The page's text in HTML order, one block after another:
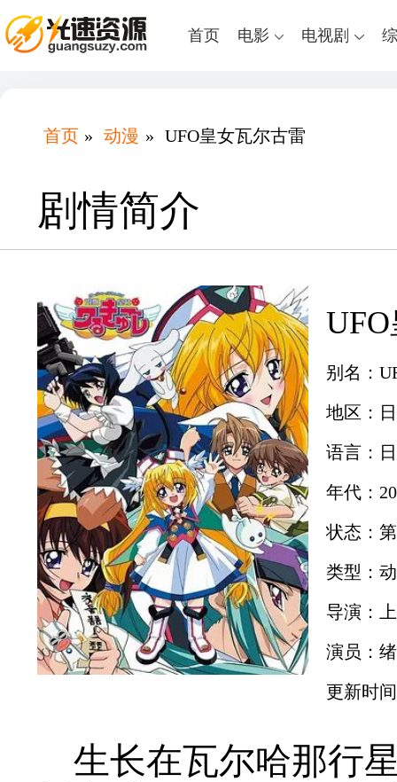
首页 电影 电视剧
首页 » 动漫 » UFO皇女瓦尔古雷
剧情简介
别名：
地区：
语言：
年代：
状态：
类型：
导演：
演员：
更新时
生长在瓦尔哈那行